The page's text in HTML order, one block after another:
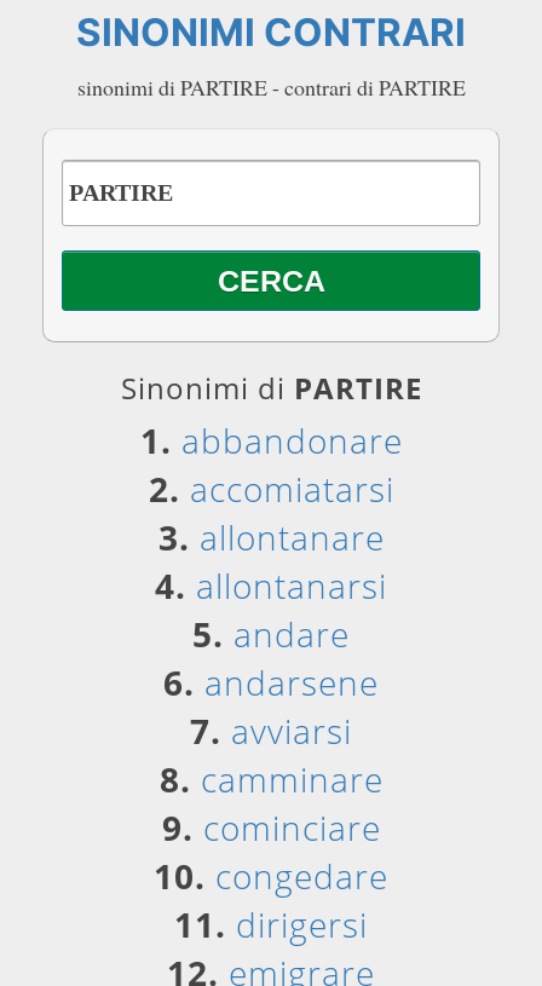
SINONIMI CONTRARI
sinonimi di PARTIRE - contrari di PARTIRE
Sinonimi di PARTIRE
1. abbandonare
2. accomiatarsi
3. allontanare
4. allontanarsi
5. andare
6. andarsene
7. avviarsi
8. camminare
9. cominciare
10. congedare
11. dirigersi
12. emigrare